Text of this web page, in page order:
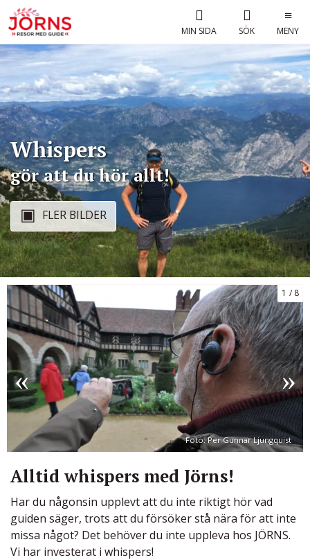
MIN SIDA SÖK MENY
Whispers
gör att du hör allt!
FLER BILDER
Foto: Per Gunnar Ljungquist
1 8
Alltid whispers med Jörns!
Har du någonsin upplevt att du inte riktigt hör vad
guiden säger, trots att du försöker stå nära för att inte
missa något? Det behöver du inte uppleva hos JÖRNS.
Vi har investerat i whispers!